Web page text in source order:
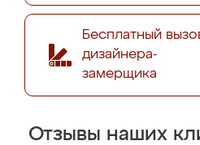
Бесплатный
дизайнера-
замерщика
Отзывы наших